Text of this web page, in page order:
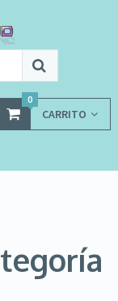
CARRITO
0